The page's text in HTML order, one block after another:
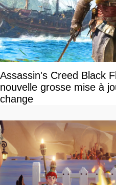
Assassin's Creed Black
nouvelle grosse mise à
change